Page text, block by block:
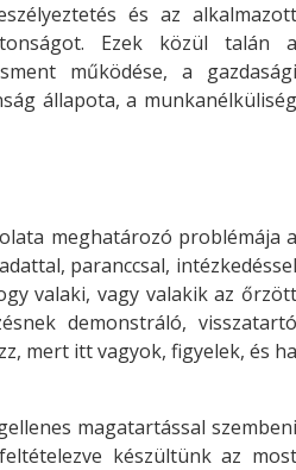
és az alkalmazott
Ezek közül talán a
működése, a gazdasági
állapota, a munkanélküliség
meghatározó problémája a
paranccsal, intézkedéssel
valaki, vagy valakik az őrzött
demonstráló, visszatartó
mert itt vagyok, figyelek, és ha
magatartással szembeni
készültünk az most